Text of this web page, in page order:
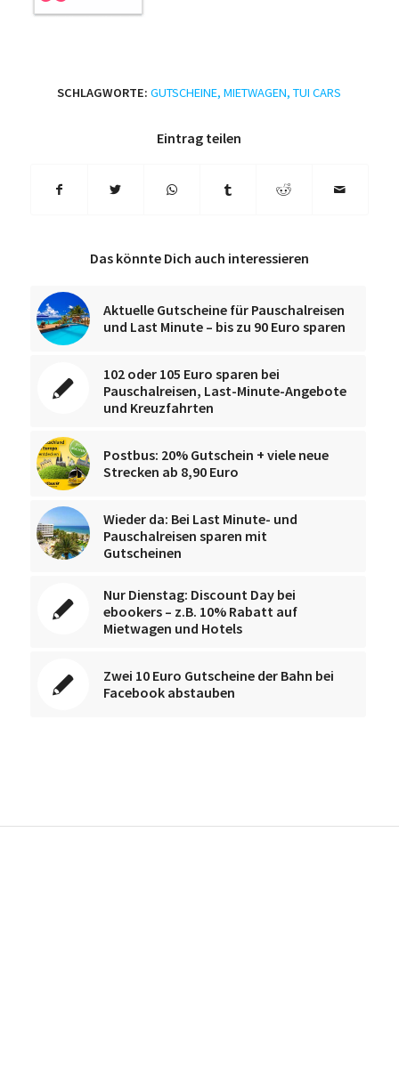
SCHLAGWORTE: GUTSCHEINE,MIETWAGEN,TUI CARS
Eintrag teilen
Das könnte Dich auch interessieren
Aktuelle Gutscheine für Pauschalreisen
und Last Minute – bis zu 90 Euro sparen
102 oder 105 Euro sparen bei
Pauschalreisen, Last-Minute-Angebote
und Kreuzfahrten
Postbus: 20% Gutschein + viele neue
Strecken ab 8,90 Euro
Wieder da: Bei Last Minute- und
Pauschalreisen sparen mit
Gutscheinen
Nur Dienstag: Discount Day bei
ebookers – z.B. 10% Rabatt auf
Mietwagen und Hotels
Zwei 10 Euro Gutscheine der Bahn bei
Facebook abstauben